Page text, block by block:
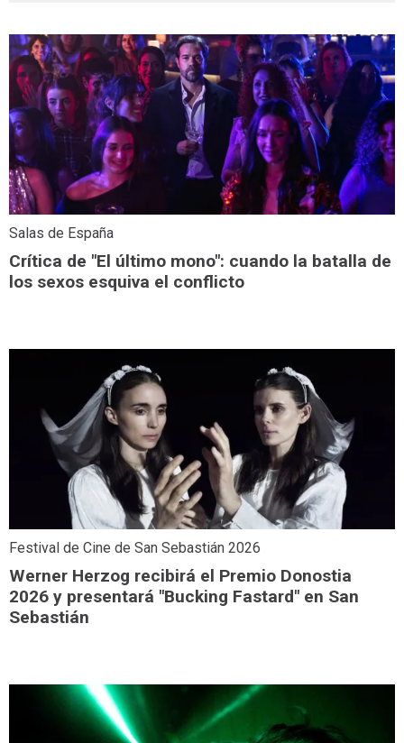
Salas de España
Crítica de "El último mono": cuando la batalla de
los sexos esquiva el conflicto
Festival de Cine de San Sebastián 2026
Werner Herzog recibirá el Premio Donostia
2026 y presentará "Bucking Fastard" en San
Sebastián